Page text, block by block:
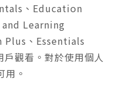
、Education
Learning
、Essentials
觀看。對於使用個人
。